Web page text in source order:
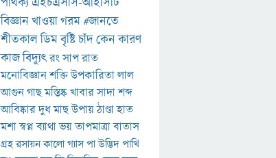
বিজ্ঞানখাওয়াগরম#জানতে
শীতকালডিমবৃষ্টিচাঁদকেনকারণ
কাজবিদ্যুৎরংসাপরাত
মনোবিজ্ঞানশক্তিউপকারিতালাল
আগুনগাছমস্তিষ্কখাবারসাদাশব্দ
আবিষ্কারদুধমাছউপায়ঠাণ্ডাহাত
মশাস্বপ্নব্যাথাভয়তাপমাত্রাবাতাস
গ্রহরসায়নকালোগ্যাসপাউদ্ভিদপাখি